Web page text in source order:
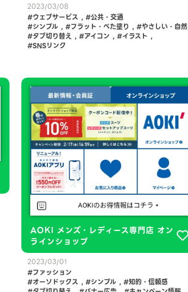
2023/03/08
ウェブサービス ,
公共・交通
シンプル , フラット・べた塗り ,
やさしい・自然
タブ切り替え , アイコン , イラスト ,
SNSリンク
AOKI メンズ・レディース専門店 オン
ラインショップ
2023/03/01
ファッション
オーソドックス , シンプル ,
知的・信頼感